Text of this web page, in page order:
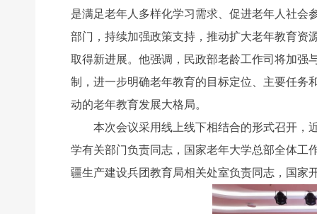
是满足老年人多样化学习需求、促进老年人社会
部门，持续加强政策支持，推动扩大老年教育资
取得新进展。他强调，民政部老龄工作司将加强
制，进一步明确老年教育的目标定位、主要任务
动的老年教育发展大格局。
本次会议采用线上线下相结合的形式召开，近
学有关部门负责同志，国家老年大学总部全体工
疆生产建设兵团教育局相关处室负责同志，国家